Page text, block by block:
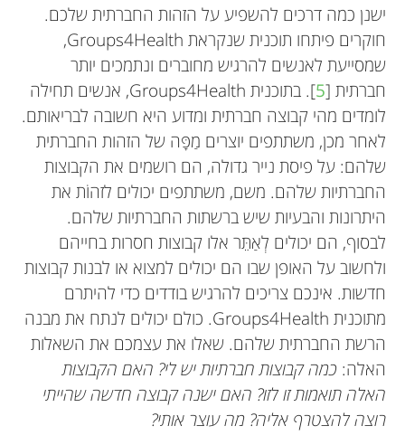
ישנן כמה דרכים להשפיע על הזהות החברתית שלכם.
חוקרים פיתחו תוכנית שנקראת Groups4Health,
שמסייעת לאנשים להרגיש מחוברים ונתמכים יותר
חברתית [5
]. בתוכנית Groups4Health, אנשים תחילה
לומדים מהי קבוצה חברתית ומדוע היא חשובה לבריאותם.
לאחר מכן, משתתפים יוצרים מַפָּה של הזהות החברתית
שלהם: על פיסת נייר גדולה, הם רושמים את הקבוצות
החברתיות שלהם. משם, משתתפים יכולים לזהוֹת את
היתרונות והבעיות שיש ברשתות החברתיות שלהם.
לבסוף, הם יכולים לְאַתֵּר אלו קבוצות חסרות בחייהם
ולחשוב על האופן שבו הם יכולים למצוא או לבנות קבוצות
חדשות. אינכם צריכים להרגיש בודדים כדי להיתרם
מתוכנית Groups4Health. כולם יכולים לנתח את מבנה
הרשת החברתית שלהם. שאלו את עצמכם את השאלות
האלה: כמה קבוצות חברתיות יש לי? האם הקבוצות
האלה תואמות זו לזו? האם ישנה קבוצה חדשה שהייתי
רוצה להצטרף אליה? מה עוצר אותי?